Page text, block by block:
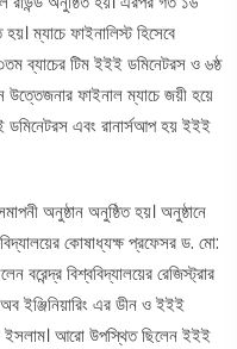
ম্যাচে ফাইনালিস্ট হিসেবে
ব্যাচের টিম ইইই ডমিনেটরস ও ৬ষ্ঠ
উত্তেজনার ফাইনাল ম্যাচে জয়ী হয়ে
এবং রানার্সআপ হয় ইইই
অনুষ্ঠান অনুষ্ঠিত হয়। অনুষ্ঠানে
কোষাধ্যক্ষ প্রফেসর ড. মো:
বরেন্দ্র বিশ্ববিদ্যালয়ের রেজিস্ট্রার
ইঞ্জিনিয়ারিং এর ডীন ও ইইই
ইসলাম। আরো উপস্থিত ছিলেন ইইই